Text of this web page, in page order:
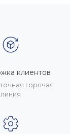
клиентов
горячая
линия